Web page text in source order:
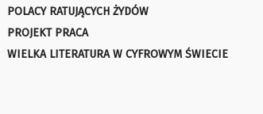
POLACY RATUJĄCYCH ŻYDÓW
PROJEKT PRACA
WIELKA LITERATURA W CYFROWYM ŚWIECIE